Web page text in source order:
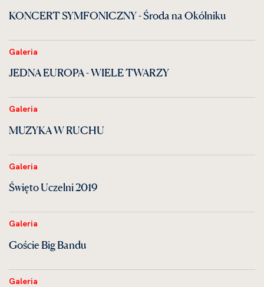
KONCERT SYMFONICZNY - Środa na Okólniku
Galeria
JEDNA EUROPA - WIELE TWARZY
Galeria
MUZYKA W RUCHU
Galeria
Święto Uczelni 2019
Galeria
Goście Big Bandu
Galeria